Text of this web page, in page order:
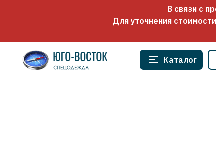
В связи с
Для уточнения
Каталог